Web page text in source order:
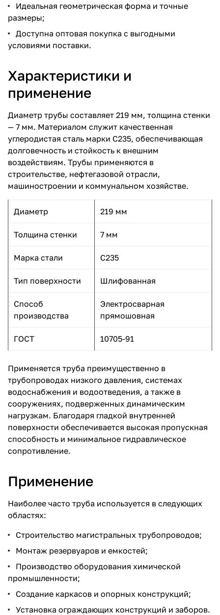
Идеальная геометрическая форма и точные
размеры;
Доступна оптовая покупка с выгодными
условиями поставки.
Характеристики и
применение
Диаметр трубы составляет 219 мм, толщина стенки
— 7 мм. Материалом служит качественная
углеродистая сталь марки С235, обеспечивающая
долговечность и стойкость к внешним
воздействиям. Трубы применяются в
строительстве, нефтегазовой отрасли,
машиностроении и коммунальном хозяйстве.
Диаметр 219 мм
Толщина стенки 7 мм
Марка стали С235
Тип поверхности Шлифованная
Способ
производства
Электросварная
прямошовная
ГОСТ 10705-91
Применяется труба преимущественно в
трубопроводах низкого давления, системах
водоснабжения и водоотведения, а также в
сооружениях, подверженных динамическим
нагрузкам. Благодаря гладкой внутренней
поверхности обеспечивается высокая пропускная
способность и минимальное гидравлическое
сопротивление.
Применение
Наиболее часто труба используется в следующих
областях:
Строительство магистральных трубопроводов;
Монтаж резервуаров и емкостей;
Производство оборудования химической
промышленности;
Создание каркасов и опорных конструкций;
Установка ограждающих конструкций и заборов.